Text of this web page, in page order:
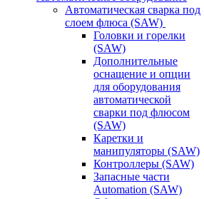
Автоматическая сварка под
слоем флюса (SAW)
Головки и горелки
(SAW)
Дополнительные
оснащение и опции
для оборудования
автоматической
сварки под флюсом
(SAW)
Каретки и
манипуляторы (SAW)
Контроллеры (SAW)
Запасные части
Automation (SAW)